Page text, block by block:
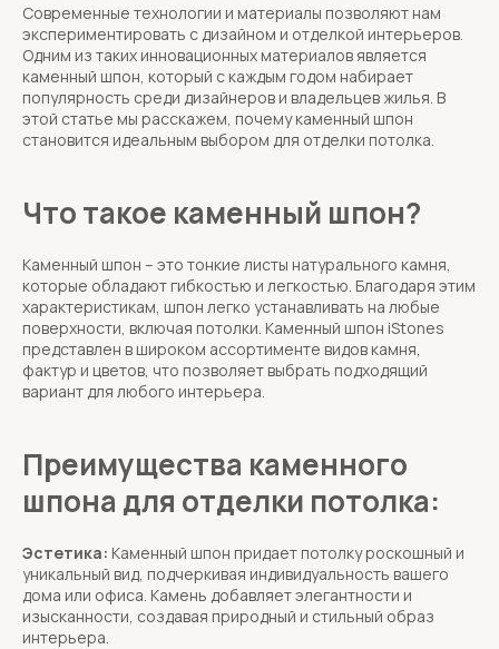
Современные технологии и материалы позволяют нам
экспериментировать с дизайном и отделкой интерьеров.
Одним из таких инновационных материалов является
каменный шпон, который с каждым годом набирает
популярность среди дизайнеров и владельцев жилья. В
этой статье мы расскажем, почему каменный шпон
становится идеальным выбором для отделки потолка.
Что такое каменный шпон?
Каменный шпон – это тонкие листы натурального камня,
которые обладают гибкостью и легкостью. Благодаря этим
характеристикам, шпон легко устанавливать на любые
поверхности, включая потолки. Каменный шпон iStones
представлен в широком ассортименте видов камня,
фактур и цветов, что позволяет выбрать подходящий
вариант для любого интерьера.
Преимущества каменного
шпона для отделки потолка:
Эстетика: Каменный шпон придает потолку роскошный и
уникальный вид, подчеркивая индивидуальность вашего
дома или офиса. Камень добавляет элегантности и
изысканности, создавая природный и стильный образ
интерьера.